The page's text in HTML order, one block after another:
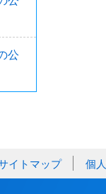
公
イトマップ 個